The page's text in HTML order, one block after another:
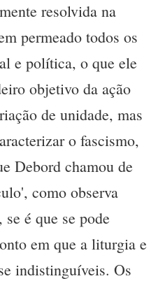
resolvida na
permeado todos os
e política, o que ele
objetivo da ação
de unidade, mas
o fascismo,
Debord chamou de
como observa
é que se pode
em que a liturgia e
indistinguíveis. Os